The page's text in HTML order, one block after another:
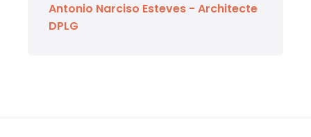
Antonio Narciso Esteves - Architecte
DPLG